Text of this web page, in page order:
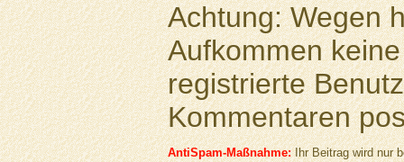
Achtung: Wegen
Aufkommen
registrierte
Kommentaren
AntiSpam-Maßnahme:Ihr Beitrag wird nur